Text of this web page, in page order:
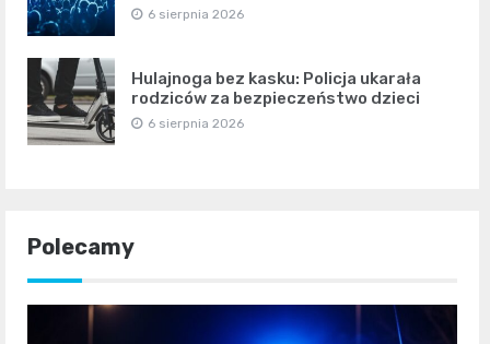
6 sierpnia 2026
Hulajnoga bez kasku: Policja ukarała
rodziców za bezpieczeństwo dzieci
6 sierpnia 2026
Polecamy